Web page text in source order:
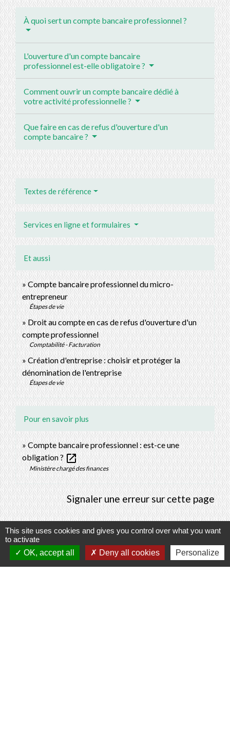
À quoi sert un compte bancaire professionnel ?
L'ouverture d'un compte bancaire
professionnel est-elle obligatoire ?
Comment ouvrir un compte bancaire dédié à
votre activité professionnelle ?
Que faire en cas de refus d'ouverture d'un
compte bancaire ?
Textes de référence
Services en ligne et formulaires
Et aussi
Compte bancaire professionnel du micro-
entrepreneur
Étapes de vie
Droit au compte en cas de refus d'ouverture d'un
compte professionnel
Comptabilité - Facturation
Création d'entreprise : choisir et protéger la
dénomination de l'entreprise
Étapes de vie
Pour en savoir plus
Compte bancaire professionnel : est-ce une
obligation ?open_in_new
Ministère chargé des finances
Signaler une erreur sur cette page
Contacts
This site uses cookies and gives you control over what you want
to activate
OK, accept all
Deny all cookies Personalize